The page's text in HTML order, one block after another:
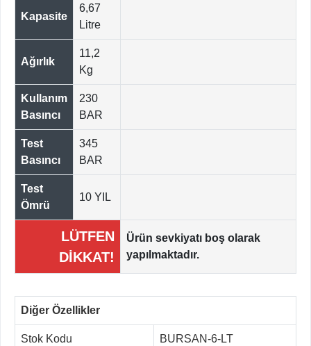
Kapasite
6,67
Litre
Ağırlık
11,2
Kg
Kullanım
Basıncı
230
BAR
Test
Basıncı
345
BAR
Test
Ömrü
10 YIL
LÜTFEN
DİKKAT!
Ürün sevkiyatı boş olarak
yapılmaktadır.
Diğer Özellikler
Stok Kodu BURSAN-6-LT